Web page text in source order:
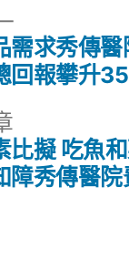
一
篇
比擬 吃魚
障秀傳醫院
下
一
篇
需求秀傳醫
回報攀升